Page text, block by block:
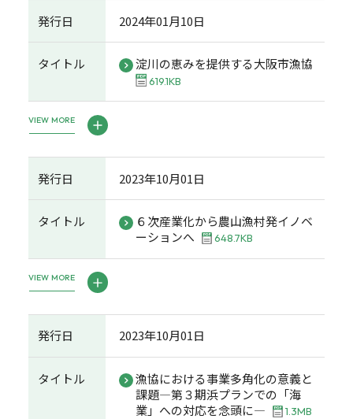
発行日 2024年01月10日
タイトル 淀川の恵みを提供する大阪市漁協
619.1KB
VIEW MORE
発行日 2023年10月01日
タイトル
６次産業化から農山漁村発イノベ
ーションへ
648.7KB
VIEW MORE
発行日 2023年10月01日
タイトル
漁協における事業多角化の意義と
課題―第３期浜プランでの「海
業」への対応を念頭に―
1.3MB